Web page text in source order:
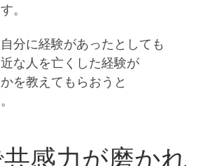
。
分に経験があったとしても
な人を亡くした経験が
を教えてもらおうと
感力が磨かれ